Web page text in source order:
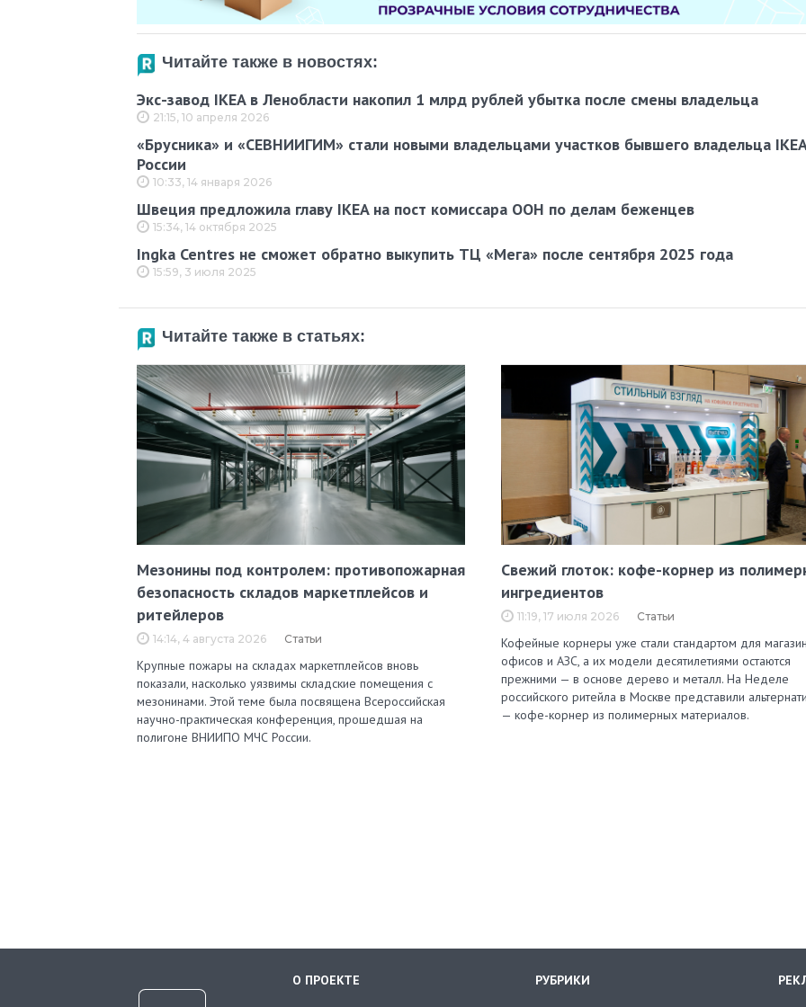
Читайте также в новостях:
Экс-завод IKEA в Ленобласти накопил 1 млрд рублей убытка после смены владельца
21:15, 10 апреля 2026
«Брусника» и «СЕВНИИГИМ» стали новыми владельцами участков бывшего владельца
России
10:33, 14 января 2026
Швеция предложила главу IKEA на пост комиссара ООН по делам беженцев
15:34, 14 октября 2025
Ingka Centres не сможет обратно выкупить ТЦ «Мега» после сентября 2025 года
15:59, 3 июля 2025
Читайте также в статьях:
Мезонины под контролем: противопожарная
безопасность складов маркетплейсов и
ритейлеров
14:14, 4 августа 2026 Статьи
Крупные пожары на складах маркетплейсов вновь
показали, насколько уязвимы складские помещения с
мезонинами. Этой теме была посвящена Всероссийская
научно-практическая конференция, прошедшая на
полигоне ВНИИПО МЧС России.
Свежий глоток: кофе-корнер из
ингредиентов
11:19, 17 июля 2026 Статьи
Кофейные корнеры уже стали стандартом для
офисов и АЗС, а их модели десятилетиями остаются
прежними — в основе дерево и металл. На Неделе
российского ритейла в Москве представили
— кофе-корнер из полимерных материалов.
О ПРОЕКТЕ
РУБРИКИ